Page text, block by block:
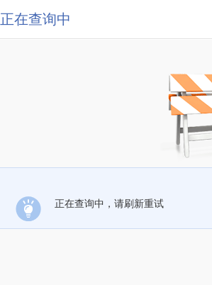
正在查询中
正在查询中，请刷新重试